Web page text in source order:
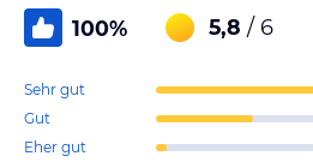
100% 5,8 / 6
Sehr gut
Gut
Eher gut